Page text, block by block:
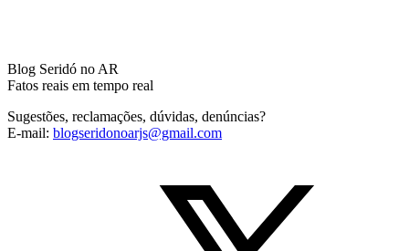
Blog Seridó no AR
Fatos reais em tempo real
Sugestões, reclamações, dúvidas, denúncias?
E-mail: blogseridonoarjs@gmail.com